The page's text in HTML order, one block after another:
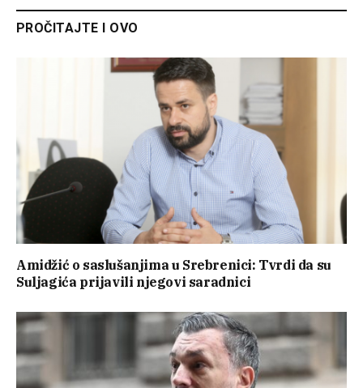
PROČITAJTE I OVO
Amidžić o saslušanjima u Srebrenici: Tvrdi da su
Suljagića prijavili njegovi saradnici